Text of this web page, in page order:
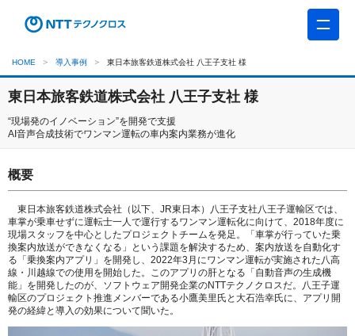
HOME 導入事例 東日本旅客鉄道株式会社 八王子支社 様
東日本旅客鉄道株式会社 八王子支社 様
“現場発のイノベーション”を開発で支援
AI音声合成技術でワンマン運転の車内案内業務が進化
概要
東日本旅客鉄道株式会社（以下、JR東日本）八王子支社八王子運輸区では、
車掌が乗車せずに運転士一人で運行するワンマン運転化に向けて、2018年度に
現場スタッフを中心としたプロジェクトチームを発足。「車掌が行っていた乗
換案内放送ができなくなる」という課題を解決するため、案内放送を自動化す
る「乗換案内アプリ」を開発し、2022年3月にワンマン運転が実施された八高
線・川越線での使用を開始した。このアプリの肝となる「自動音声の生成機
能」を開発したのが、ソフトウェア開発企業のNTTテクノクロスだ。八王子運
輸区のプロジェクト推進メンバーである小鷹美里氏と大石浩幸氏に、アプリ開
発の経緯と導入の効果について聞いた。